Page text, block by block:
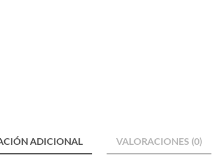
ADICIONAL VALORACIONES (0)